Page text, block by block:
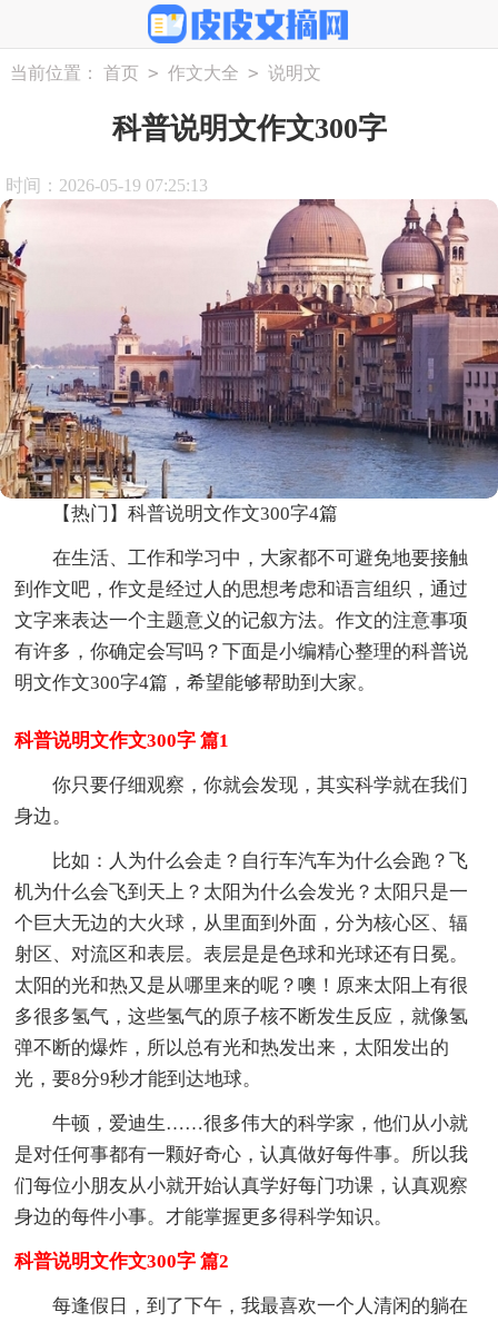
当前位置： 首页 > 作文大全 > 说明文
科普说明文作文300字
时间：2026-05-19 07:25:13
【热门】科普说明文作文300字4篇
在生活、工作和学习中，大家都不可避免地要接触
到作文吧，作文是经过人的思想考虑和语言组织，通过
文字来表达一个主题意义的记叙方法。作文的注意事项
有许多，你确定会写吗？下面是小编精心整理的科普说
明文作文300字4篇，希望能够帮助到大家。
科普说明文作文300字 篇1
你只要仔细观察，你就会发现，其实科学就在我们
身边。
比如：人为什么会走？自行车汽车为什么会跑？飞
机为什么会飞到天上？太阳为什么会发光？太阳只是一
个巨大无边的大火球，从里面到外面，分为核心区、辐
射区、对流区和表层。表层是是色球和光球还有日冕。
太阳的光和热又是从哪里来的呢？噢！原来太阳上有很
多很多氢气，这些氢气的原子核不断发生反应，就像氢
弹不断的爆炸，所以总有光和热发出来，太阳发出的
光，要8分9秒才能到达地球。
牛顿，爱迪生……很多伟大的科学家，他们从小就
是对任何事都有一颗好奇心，认真做好每件事。所以我
们每位小朋友从小就开始认真学好每门功课，认真观察
身边的每件小事。才能掌握更多得科学知识。
科普说明文作文300字 篇2
每逢假日，到了下午，我最喜欢一个人清闲的躺在